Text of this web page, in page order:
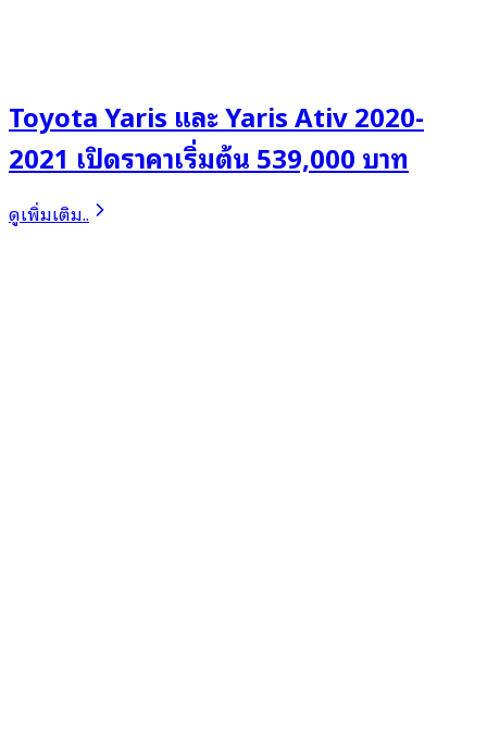
Toyota Yaris และ Yaris Ativ 2020-
2021 เปิดราคาเริ่มต้น 539,000 บาท
ดูเพิ่มเติม..